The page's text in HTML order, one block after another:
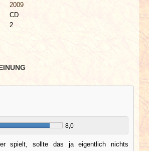
2009
CD
2
8,0
spielt, sollte das ja eigentlich nichts